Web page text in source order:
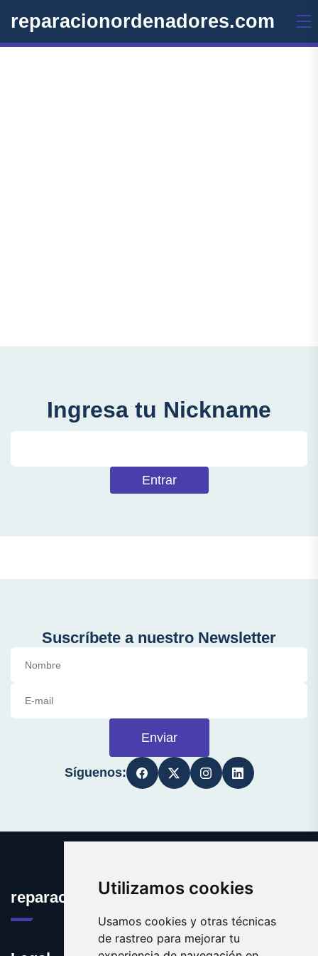
Utilizamos cookies
Usamos cookies y otras técnicas
de rastreo para mejorar tu
reparacionordenadores.com
Ingresa tu Nickname
Entrar
Suscríbete a nuestro Newsletter
Enviar
Síguenos:
reparacionordenadores.com